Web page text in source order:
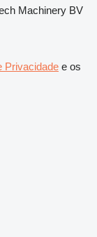
Machinery BV
Privacidade e os